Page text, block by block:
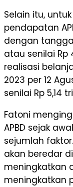
Selain itu,
pendapatan
dengan
atau senilai Rp
realisasi
2023 per 12
senilai Rp 5,14
Fatoni
APBD sejak
sejumlah
akan beredar
meningkatkan
meningkatkan